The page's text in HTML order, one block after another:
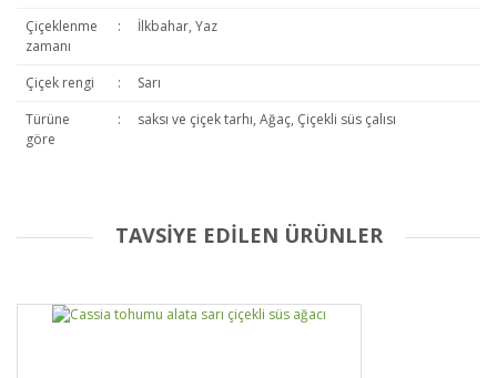
Çiçeklenme
zamanı
: İlkbahar, Yaz
Çiçek rengi :
Sarı
Türüne
göre
: saksı ve çiçek tarhı, Ağaç, Çiçekli süs çalısı
Bu ürüne ilk yorumu siz yapın!
Yorum Yaz
TAVSİYE EDİLEN ÜRÜNLER